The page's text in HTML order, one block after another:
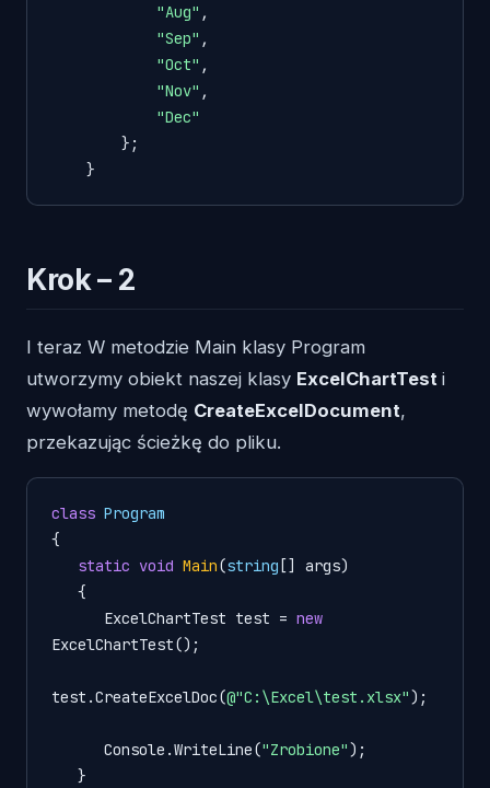
"Aug" ,
"Sep" ,
"Oct" ,
"Nov" ,
"Dec"
    }
Krok – 2
I teraz W metodzie Main klasy Program
utworzymy obiekt naszej klasy ExcelChartTest i
wywołamy metodę CreateExcelDocument,
przekazując ścieżkę do pliku.
class Program
{
static void Main(string [] args)
      ExcelChartTest test =
new
ExcelChartTest();
test.CreateExcelDoc(@"C:\Excel\test.xlsx");
      Console.WriteLine(
"Zrobione");